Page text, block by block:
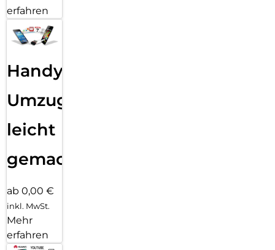
erfahren
Handy
Umzug
leicht
gemacht!
ab 0,00 €
inkl. MwSt.
Mehr
erfahren